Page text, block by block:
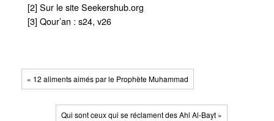
[2] Sur le site Seekershub.org
[3] Qour’an : s24, v26
« 12 aliments aimés par le Prophète Muhammad
Qui sont ceux qui se réclament des Ahl Al-Bayt »